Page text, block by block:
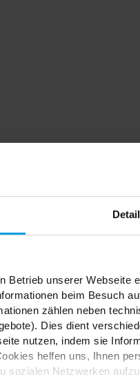
Betrieb unserer
beim Besuch
zählen neben
Dies dient
nutzen, indem sie
helfen uns, Ihnen
sozialen Netzwerken